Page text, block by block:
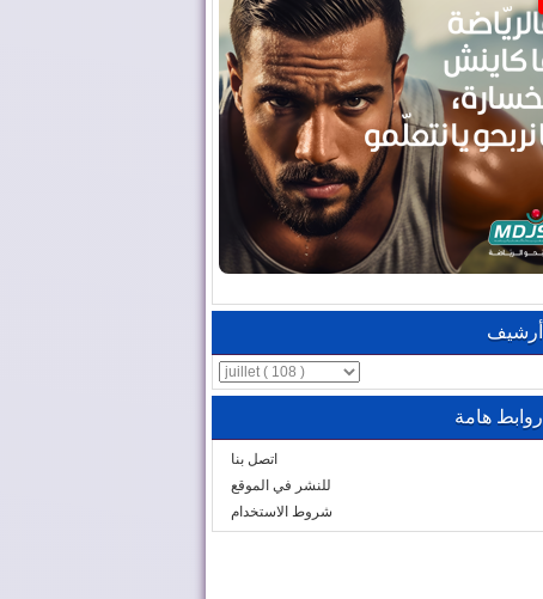
أرشيف
روابط هامة
اتصل بنا
للنشر في الموقع
شروط الاستخدام